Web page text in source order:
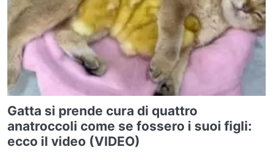
Gatta si prende cura di quattro
anatroccoli come se fossero i suoi figli:
ecco il video (VIDEO)